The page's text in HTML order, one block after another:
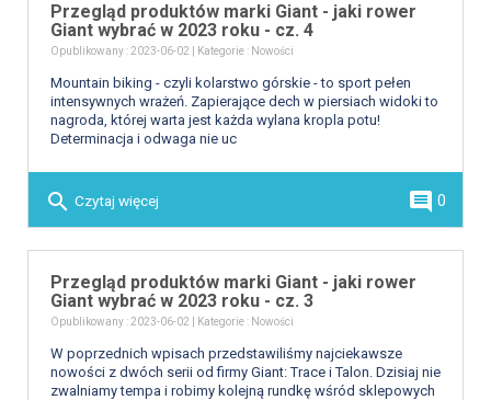
Przegląd produktów marki Giant - jaki rower
Giant wybrać w 2023 roku - cz. 4
Opublikowany : 2023-06-02 | Kategorie : Nowości
Mountain biking - czyli kolarstwo górskie - to sport pełen
intensywnych wrażeń. Zapierające dech w piersiach widoki to
nagroda, której warta jest każda wylana kropla potu!
Determinacja i odwaga nie uc
search Czytaj więcej comment 0
Przegląd produktów marki Giant - jaki rower
Giant wybrać w 2023 roku - cz. 3
Opublikowany : 2023-06-02 | Kategorie : Nowości
W poprzednich wpisach przedstawiliśmy najciekawsze
nowości z dwóch serii od firmy Giant: Trace i Talon. Dzisiaj nie
zwalniamy tempa i robimy kolejną rundkę wśród sklepowych